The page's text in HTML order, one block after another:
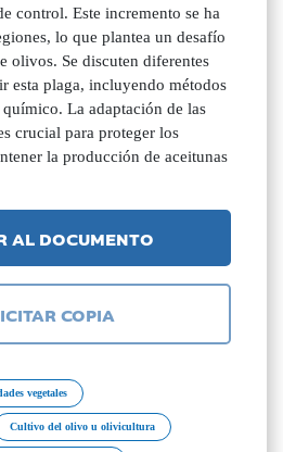
control. Este incremento se ha
lo que plantea un desafío
olivos. Se discuten diferentes
esta plaga, incluyendo métodos
La adaptación de las
crucial para proteger los
la producción de aceitunas
AL DOCUMENTO
COPIA
vegetales
Cultivo del olivo u olivicultura